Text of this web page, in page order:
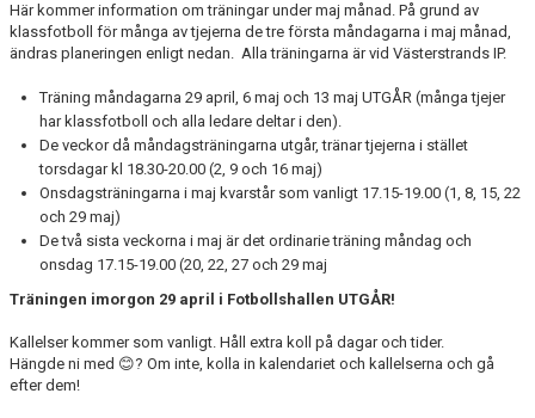
Här kommer information om träningar under maj månad. På grund av
klassfotboll för många av tjejerna de tre första måndagarna i maj månad,
ändras planeringen enligt nedan. Alla träningarna är vid Västerstrands IP.
Träning måndagarna 29 april, 6 maj och 13 maj UTGÅR (många tjejer
har klassfotboll och alla ledare deltar i den).
De veckor då måndagsträningarna utgår, tränar tjejerna i stället
torsdagar kl 18.30-20.00 (2, 9 och 16 maj)
Onsdagsträningarna i maj kvarstår som vanligt 17.15-19.00 (1, 8, 15, 22
och 29 maj)
De två sista veckorna i maj är det ordinarie träning måndag och
onsdag 17.15-19.00 (20, 22, 27 och 29 maj
Träningen imorgon 29 april i Fotbollshallen UTGÅR!
Kallelser kommer som vanligt. Håll extra koll på dagar och tider.
Hängde ni med 😊? Om inte, kolla in kalendariet och kallelserna och gå
efter dem!